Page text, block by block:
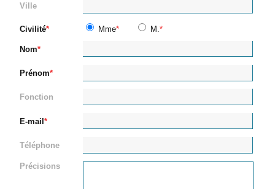
Ville
Civilité Mme M.
Nom
Prénom
Fonction
E-mail
Téléphone
Précisions